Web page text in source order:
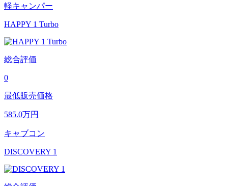
軽キャンパー
HAPPY 1 Turbo
総合評価
0
最低販売価格
585.0万円
キャブコン
DISCOVERY 1